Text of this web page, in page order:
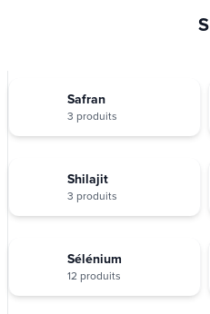
S
Safran
3 produits
Shilajit
3 produits
Sélénium
12 produits